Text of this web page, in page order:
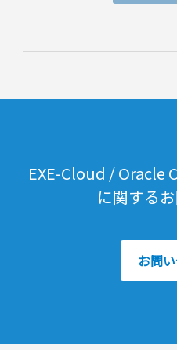
EXE-Cloud / Oracle
に関する
お問